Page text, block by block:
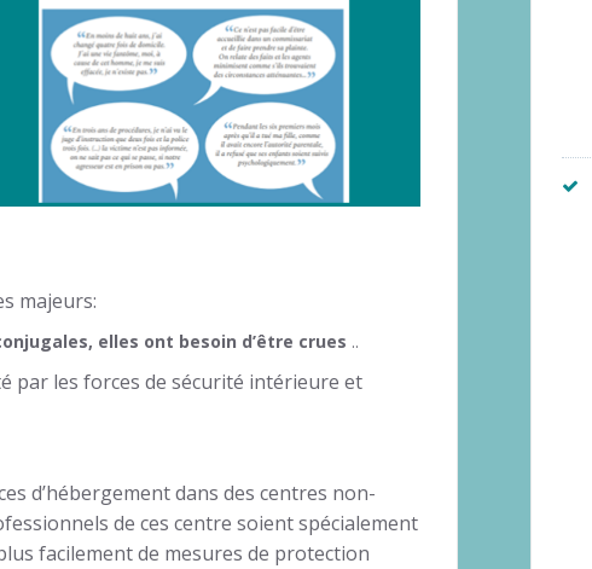
majeurs:
elles ont besoin d’être crues ..
par les forces de sécurité intérieure et
d’hébergement dans des centres non-
de ces centre soient spécialement
facilement de mesures de protection